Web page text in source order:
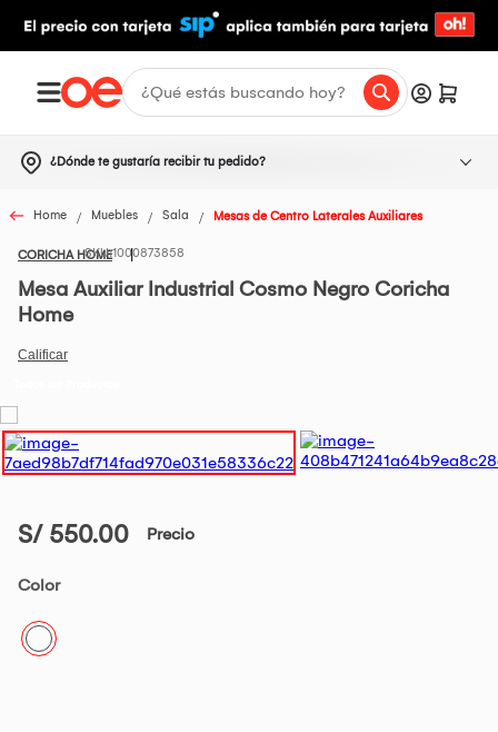
¿Dónde te gustaría recibir tu pedido?
Home Muebles Sala Mesas de Centro Laterales Auxiliares
CORICHA HOME1000873858
Mesa Auxiliar Industrial Cosmo Negro Coricha
Home
S/ 550.00 Precio
Color